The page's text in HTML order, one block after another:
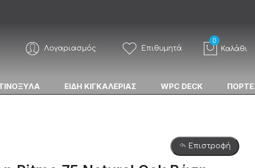
Λογαριασμός Επιθυμητά Καλάθι
ΕΙΔΗ ΚΙΓΚΑΛΕΡΙΑΣ WPC DECK
Επιστροφή